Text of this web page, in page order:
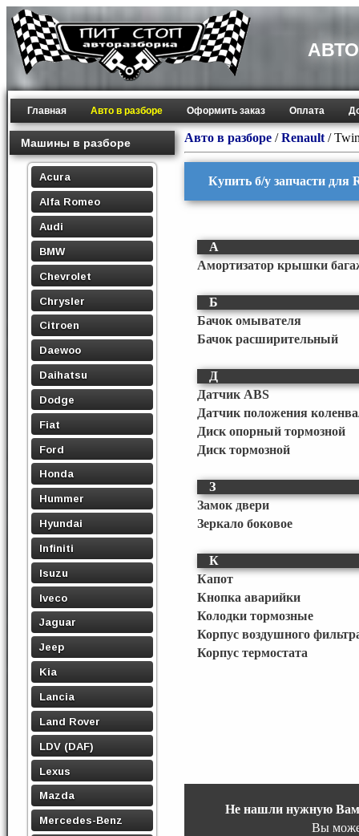
Главная Авто в разборе Оформить заказ Оплата
Машины в разборе
Acura
Alfa Romeo
Audi
BMW
Chevrolet
Chrysler
Citroen
Daewoo
Daihatsu
Dodge
Fiat
Ford
Honda
Hummer
Hyundai
Infiniti
Isuzu
Iveco
Jaguar
Jeep
Kia
Lancia
Land Rover
LDV (DAF)
Lexus
Mazda
Mercedes-Benz
Авто в разборе /Renault /
Купить б/у запчасти для
А
Амортизатор крышки
Б
Бачок омывателя
Бачок расширительный
Д
Датчик ABS
Датчик положения
Диск опорный тормозной
Диск тормозной
З
Замок двери
Зеркало боковое
К
Капот
Кнопка аварийки
Колодки тормозные
Корпус воздушного
Корпус термостата
Не нашли нужную Вам
Вы